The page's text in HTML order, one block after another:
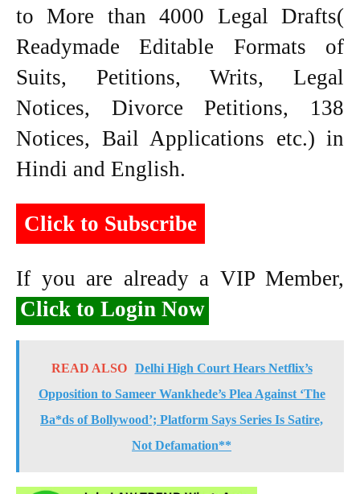
to More than 4000 Legal Drafts(
Readymade Editable Formats of
Suits, Petitions, Writs, Legal
Notices, Divorce Petitions, 138
Notices, Bail Applications etc.) in
Hindi and English.
Click to Subscribe
If you are already a VIP Member,
Click to Login Now
READ ALSO
Delhi High Court Hears Netflix’s
Opposition to Sameer Wankhede’s Plea Against ‘The
Ba*ds of Bollywood’; Platform Says Series Is Satire,
Not Defamation**